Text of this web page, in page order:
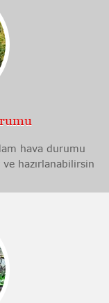
hava durumu
hazırlanabilirsin